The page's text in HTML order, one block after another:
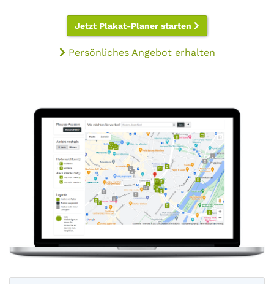
Jetzt Plakat-Planer starten
Persönliches Angebot erhalten